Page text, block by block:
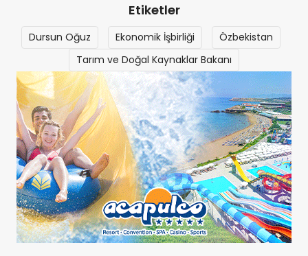
Etiketler
Dursun Oğuz Ekonomik İşbirliği
Özbekistan
Tarım ve Doğal Kaynaklar Bakanı